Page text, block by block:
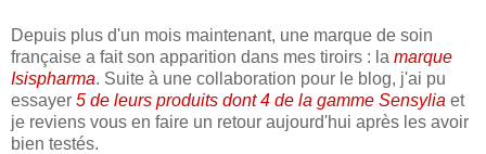
Depuis plus d'un mois maintenant, une marque de soin
française a fait son apparition dans mes tiroirs : la marque
Isispharma. Suite à une collaboration pour le blog, j'ai pu
essayer 5 de leurs produits dont 4 de la gamme Sensylia et
je reviens vous en faire un retour aujourd'hui après les avoir
bien testés.